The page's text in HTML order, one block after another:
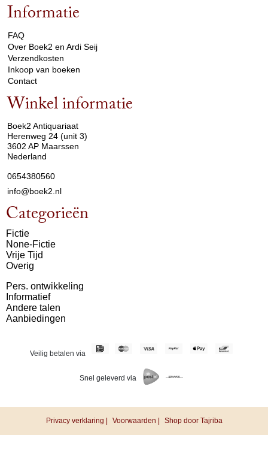
Informatie
FAQ
Over Boek2 en Ardi Seij
Verzendkosten
Inkoop van boeken
Contact
Winkel informatie
Boek2 Antiquariaat
Herenweg 24 (unit 3)
3602 AP Maarssen
Nederland
0654380560
info@boek2.nl
Categorieën
Fictie
None-Fictie
Vrije Tijd
Overig
Pers. ontwikkeling
Informatief
Andere talen
Aanbiedingen
Veilig betalen via
Snel geleverd via
Privacy verklaring | Voorwaarden | Shop door Tajriba